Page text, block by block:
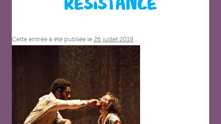
RÉSISTANCE
Cette entrée a été publiée le 26 juillet 2018 .